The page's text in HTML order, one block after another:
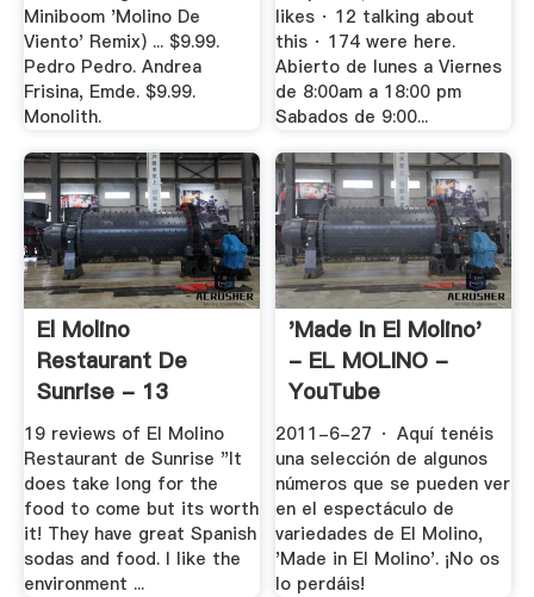
Miniboom 'Molino De
Viento' Remix) ... $9.99.
Pedro Pedro. Andrea
Frisina, Emde. $9.99.
Monolith.
likes · 12 talking about
this · 174 were here.
Abierto de lunes a Viernes
de 8:00am a 18:00 pm
Sabados de 9:00...
El Molino
Restaurant De
Sunrise - 13
Photos & 19 .
19 reviews of El Molino
Restaurant de Sunrise "It
does take long for the
food to come but its worth
it! They have great Spanish
sodas and food. I like the
environment ...
'Made In El Molino'
- EL MOLINO -
YouTube
2011-6-27 · Aquí tenéis
una selección de algunos
números que se pueden ver
en el espectáculo de
variedades de El Molino,
'Made in El Molino'. ¡No os
lo perdáis!